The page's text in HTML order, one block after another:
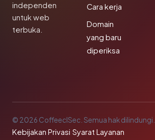
independen
untuk web
terbuka.
Cara kerja
Domain
yang baru
diperiksa
© 2026 CoffeeclSec. Semua hak dilindungi.
Kebijakan Privasi·Syarat Layanan